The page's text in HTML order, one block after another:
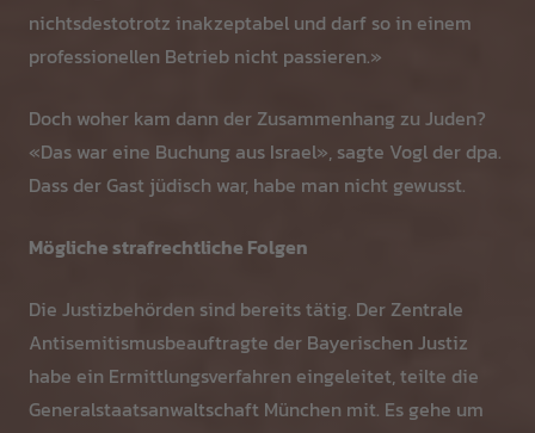
nichtsdestotrotz inakzeptabel und darf so in einem
professionellen Betrieb nicht passieren.»
Doch woher kam dann der Zusammenhang zu Juden?
«Das war eine Buchung aus Israel», sagte Vogl der dpa.
Dass der Gast jüdisch war, habe man nicht gewusst.
Mögliche strafrechtliche Folgen
Die Justizbehörden sind bereits tätig. Der Zentrale
Antisemitismusbeauftragte der Bayerischen Justiz
habe ein Ermittlungsverfahren eingeleitet, teilte die
Generalstaatsanwaltschaft München mit. Es gehe um